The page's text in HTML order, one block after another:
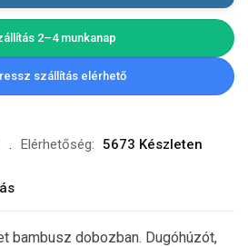
2–4 munkanap
szállítás elérhető
Elérhetőség: 5673 Készleten
bambusz dobozban. Dugóhúzót,